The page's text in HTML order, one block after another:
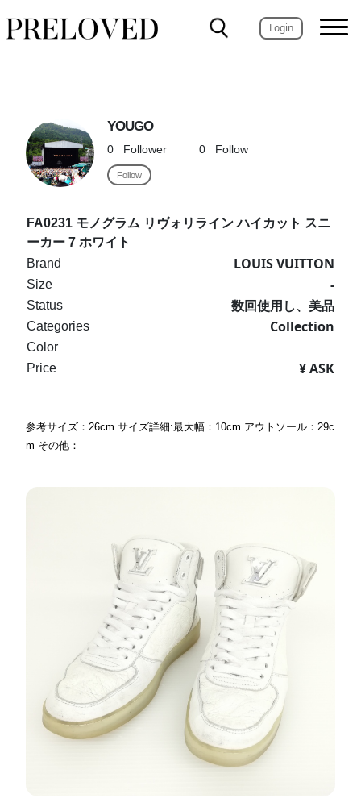
Login
YOUGO
0 Follower 0 Follow
Follow
FA0231 モノグラム リヴォリライン ハイカット スニ
ーカー 7 ホワイト
Brand
LOUIS VUITTON
Size -
Status 数回使用し、美品
Categories Collection
Color
Price
¥ ASK
参考サイズ：26cm サイズ詳細:最大幅：10cm アウトソール：29c
m その他：